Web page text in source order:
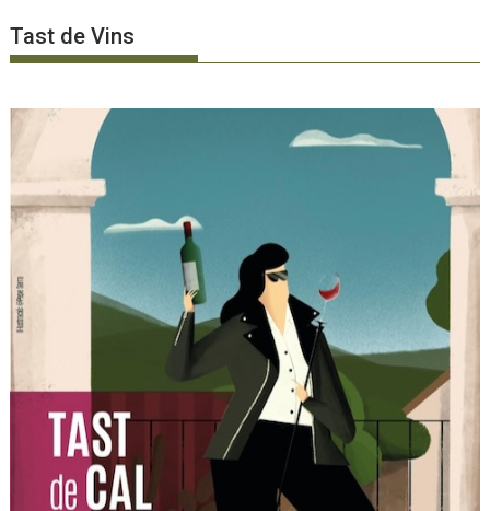
Tast de Vins